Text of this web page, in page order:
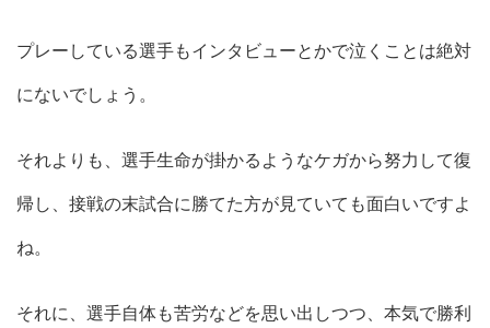
プレーしている選手もインタビューとかで泣くことは絶対
にないでしょう。
それよりも、選手生命が掛かるようなケガから努力して復
帰し、接戦の末試合に勝てた方が見ていても面白いですよ
ね。
それに、選手自体も苦労などを思い出しつつ、本気で勝利